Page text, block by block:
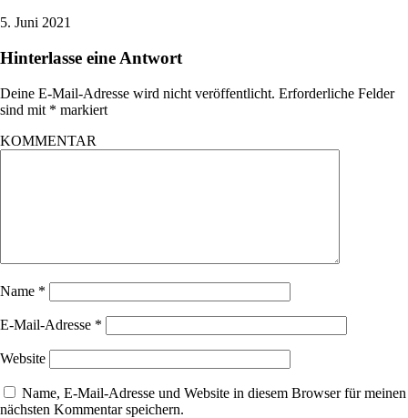
5. Juni 2021
Hinterlasse eine Antwort
Deine E-Mail-Adresse wird nicht veröffentlicht. Erforderliche Felder
sind mit * markiert
KOMMENTAR
Name *
E-Mail-Adresse *
Website
Name, E-Mail-Adresse und Website in diesem Browser für meinen
nächsten Kommentar speichern.